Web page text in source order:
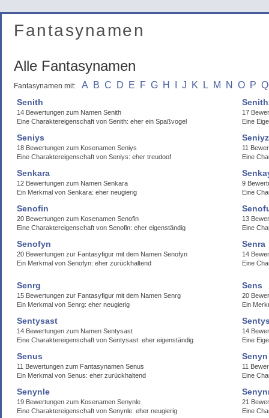
Fantasynamen
Alle Fantasynamen
Fantasynamen mit: A B C D E F G H J K L M N O P Q
Senith
14 Bewertungen zum Namen Senith
Eine Charaktereigenschaft von Senith: eher ein Spaßvogel
17
Eine
Seniys
18 Bewertungen zum Kosenamen Seniys
Eine Charaktereigenschaft von Seniys: eher treudoof
11
Eine
Senkara
12 Bewertungen zum Namen Senkara
Ein Merkmal von Senkara: eher neugierig
9
Eine
Senofin
20 Bewertungen zum Kosenamen Senofin
Eine Charaktereigenschaft von Senofin: eher eigenständig
13
Eine
Senofyn
20 Bewertungen zur Fantasyfigur mit dem Namen Senofyn
Ein Merkmal von Senofyn: eher zurückhaltend
Senra
14
Eine
Senrg
15 Bewertungen zur Fantasyfigur mit dem Namen Senrg
Ein Merkmal von Senrg: eher neugierig
Sens
20
Ein
Sentysast
14 Bewertungen zum Namen Sentysast
Eine Charaktereigenschaft von Sentysast: eher eigenständig
14
Eine
Senus
11 Bewertungen zum Fantasynamen Senus
Ein Merkmal von Senus: eher zurückhaltend
Senyn
11
Eine
Senynle
19 Bewertungen zum Kosenamen Senynle
Eine Charaktereigenschaft von Senynle: eher neugierig
21
Eine